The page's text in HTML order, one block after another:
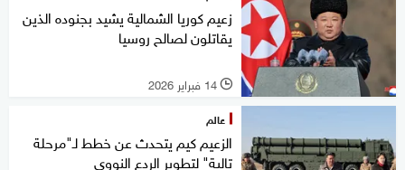
زعيم كوريا الشمالية يشيد بجنوده الذين
يقاتلون لصالح روسيا
l 14 فبراير 2026
عالم
الزعيم كيم يتحدث عن خطط لـ"مرحلة
تالية" لتطوير الردع النووي